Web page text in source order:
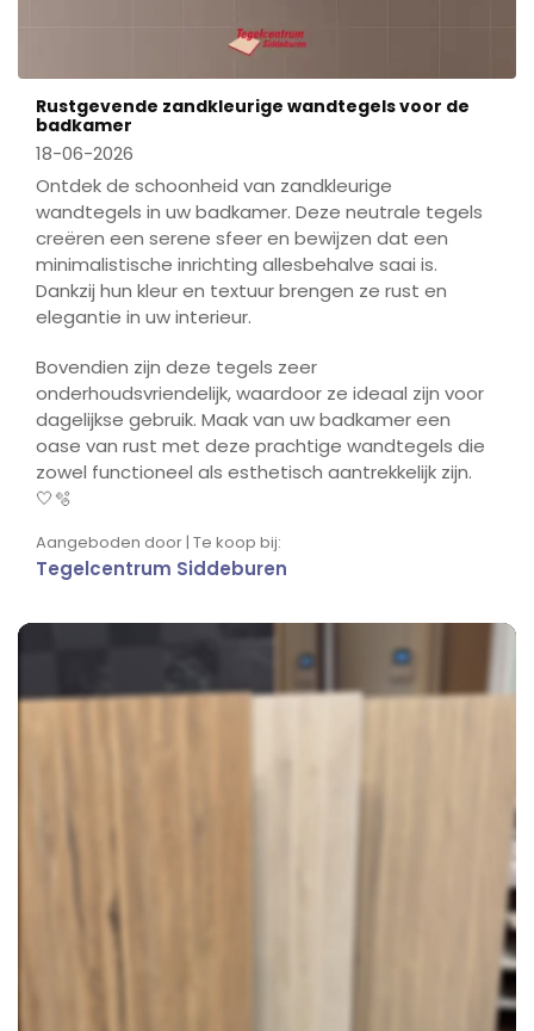
Rustgevende zandkleurige wandtegels voor de
badkamer
18-06-2026
Ontdek de schoonheid van zandkleurige
wandtegels in uw badkamer. Deze neutrale tegels
creëren een serene sfeer en bewijzen dat een
minimalistische inrichting allesbehalve saai is.
Dankzij hun kleur en textuur brengen ze rust en
elegantie in uw interieur.
Bovendien zijn deze tegels zeer
onderhoudsvriendelijk, waardoor ze ideaal zijn voor
dagelijkse gebruik. Maak van uw badkamer een
oase van rust met deze prachtige wandtegels die
zowel functioneel als esthetisch aantrekkelijk zijn.
🤍🫧
Aangeboden door | Te koop bij:
Tegelcentrum Siddeburen